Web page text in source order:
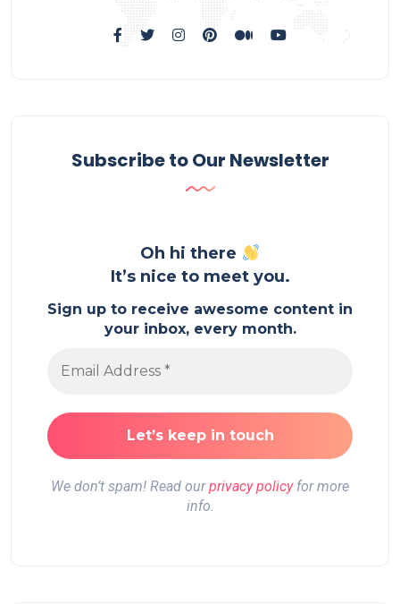
Subscribe to Our Newsletter
Oh hi there
It’s nice to meet you.
Sign up to receive awesome content in
your inbox, every month.
We don’t spam! Read ourprivacy policyfor more
info.